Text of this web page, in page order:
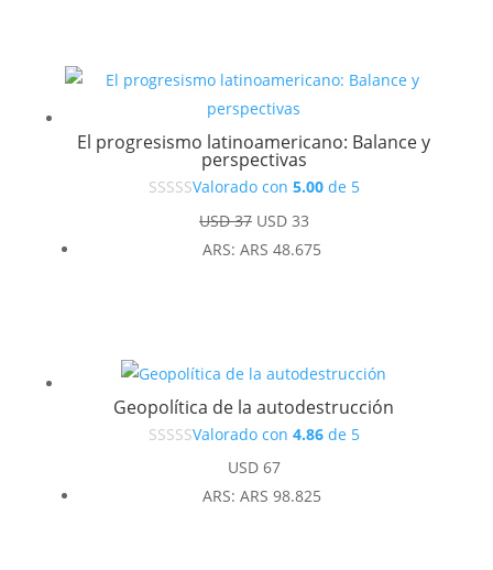
El progresismo latinoamericano: Balance y
perspectivas
Valorado con 5.00de 5
USD37 El
precio
USD33El
precio
ARS: ARS 48.675
Geopolítica de la autodestrucción
Valorado con 4.86de 5
USD67
ARS: ARS 98.825